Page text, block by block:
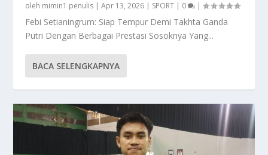
oleh mimin1 penulis |Apr 13, 2026 | SPORT | 0 |
Febi Setianingrum: Siap Tempur Demi Takhta Ganda
Putri Dengan Berbagai Prestasi Sosoknya Yang...
BACA SELENGKAPNYA